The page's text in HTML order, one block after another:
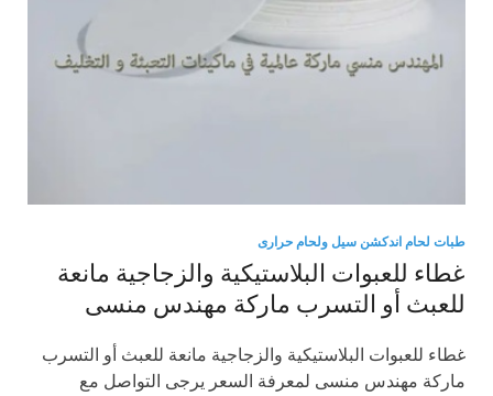
طبات لحام اندكشن سيل ولحام حرارى
غطاء للعبوات البلاستيكية والزجاجية مانعة
للعبث أو التسرب ماركة مهندس منسى
غطاء للعبوات البلاستيكية والزجاجية مانعة للعبث أو التسرب
ماركة مهندس منسى لمعرفة السعر يرجى التواصل مع